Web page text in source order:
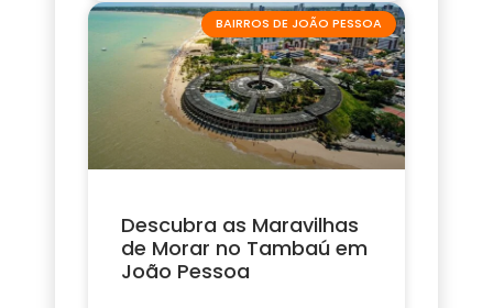
BAIRROS DE JOÃO PESSOA
Descubra as Maravilhas
de Morar no Tambaú em
João Pessoa